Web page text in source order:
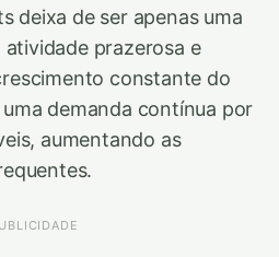
deixa de ser apenas uma
prazerosa e
constante do
demanda contínua por
aumentando as